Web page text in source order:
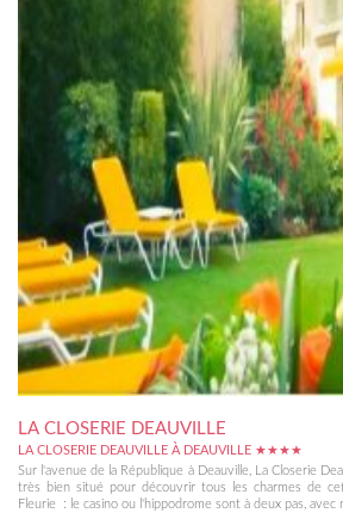
LA CLOSERIE DEAUVILLE
LA CLOSERIE DEAUVILLE À DEAUVILLE ★★★★
Sur l'avenue de la République à Deauville, La Closerie
très bien situé pour découvrir tous les charmes de
Fleurie : le casino ou l'hippodrome sont à deux pas, avec